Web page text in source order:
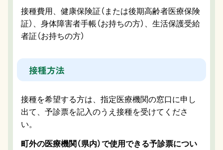
接種費用、健康保険証（または後期高齢者医療保険
証）、身体障害者手帳（お持ちの方）、生活保護受給
者証（お持ちの方）
接種方法
接種を希望する方は、指定医療機関の窓口に申し
出て、予診票を記入のうえ接種を受けてくださ
い。
町外の医療機関（県内）で使用できる予診票につい